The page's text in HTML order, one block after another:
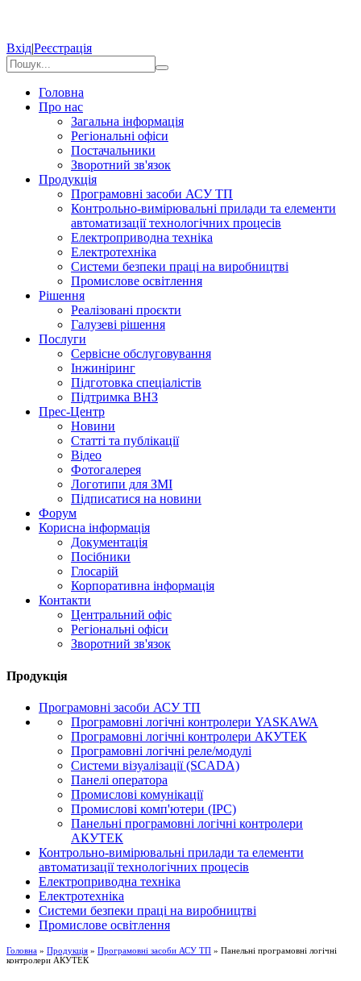
Вхід|Реєстрація
Головна
Про нас
Загальна інформація
Регіональні офіси
Постачальники
Зворотний зв'язок
Продукція
Програмовні засоби АСУ ТП
Контрольно-вимірювальні прилади та елементи
автоматизації технологічних процесів
Електроприводна техніка
Електротехніка
Системи безпеки праці на виробництві
Промислове освітлення
Рішення
Реалізовані проєкти
Галузеві рішення
Послуги
Сервісне обслуговування
Інжиніринг
Підготовка спеціалістів
Підтримка ВНЗ
Прес-Центр
Новини
Статті та публікації
Відео
Фотогалерея
Логотипи для ЗМІ
Підписатися на новини
Форум
Корисна інформація
Документація
Посібники
Глосарій
Корпоративна інформація
Контакти
Центральний офіс
Регіональні офіси
Зворотний зв'язок
Продукція
Програмовні засоби АСУ ТП
Програмовні логічні контролери YASKAWA
Програмовні логічні контролери АКУТЕК
Програмовні логічні реле/модулі
Системи візуалізації (SCADA)
Панелі оператора
Промислові комунікації
Промислові комп'ютери (IPC)
Панельні програмовні логічні контролери
АКУТЕК
Контрольно-вимірювальні прилади та елементи
автоматизації технологічних процесів
Електроприводна техніка
Електротехніка
Системи безпеки праці на виробництві
Промислове освітлення
Головна » Продукція » Програмовні засоби АСУ ТП » Панельні програмовні логічні
контролери АКУТЕК